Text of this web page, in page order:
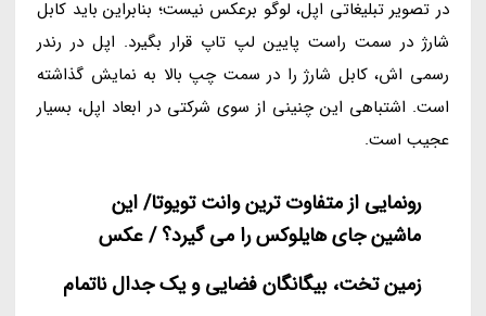
در تصویر تبلیغاتی اپل، لوگو برعکس نیست؛ بنابراین باید کابل
شارژ در سمت راست پایین لپ تاپ قرار بگیرد. اپل در رندر
رسمی اش، کابل شارژ را در سمت چپ بالا به نمایش گذاشته
است. اشتباهی این چنینی از سوی شرکتی در ابعاد اپل، بسیار
عجیب است.
رونمایی از متفاوت ترین وانت تویوتا/ این
ماشین جای هایلوکس را می گیرد؟ / عکس
زمین تخت، بیگانگان فضایی و یک جدال ناتمام